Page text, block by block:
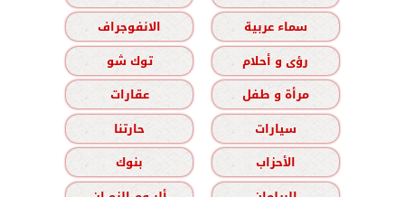
سماء عربية
الانفوجراف
رؤى و أحلام
توك شو
مرأة و طفل
عقارات
سيارات
حارتنا
الأحزاب
بنوك